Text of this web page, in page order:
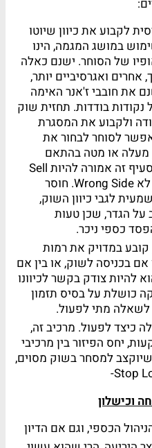
לקבוע את כיוון שיוטו
במושג המגמה, הינו
של הסוחר. ישנם כאלה
אחרים ואגרסיביים יותר,
את חובבי ז'אנר האימה
בודדות. תחזית שוק
ולקבוע את המסגרת
לסוחר לבחור את
מעלה או מטה בהתאם
למגמה השלטת. התשובה לסעיף זה אמורה להיות Sell
Side ,Buy Side אבל לעולם לא Wrong Side. חוסר
לגבי כיוון השוק,
על הגדר, שכן טעות
כספי ניכר.
במדויק את רמות
בכניסה לשוק, או בין אם
להיות צודק בקשר לכיוונו
כושלת על בסיס תזמון
לשאלה מתי לפעול.
כיצד לפעול. מרכיב זה,
יחס הפיזור בין מרכיבי
למסחר בשוק מסוים,
וכישלון
הכספי, וגם אם הדיון